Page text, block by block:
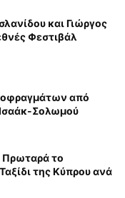
και Γιώργος
Φεστιβάλ
από
Σολωμού
Πρωταρά το
της Κύπρου ανά